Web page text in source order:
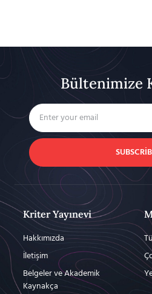
Bültenimize
Kriter Yayınevi
Hakkımızda
İletişim
Belgeler ve Akademik
Kaynakça